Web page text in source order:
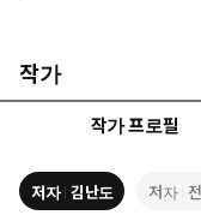
상적인 그림을 인공지능
남겨져 있다. 2024년 청
간의 역할과 역량 담아냈
인공지능 대중화의 시
움을 받았으며 마지막
아무리 뛰어나도 결국
작가
작가 프로필
저자 김난도 저자